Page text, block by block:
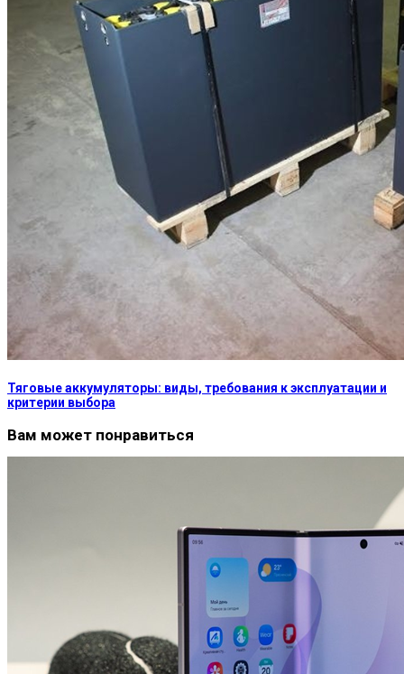
Тяговые аккумуляторы: виды, требования к эксплуатации и
критерии выбора
Вам может понравиться